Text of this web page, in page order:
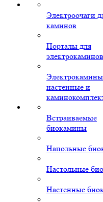
Электроочаги
каминов
Порталы для
электрокаминов
Электрокамины
настенные и
Встраиваемые
биокамины
Напольные
Настольные
Настенные